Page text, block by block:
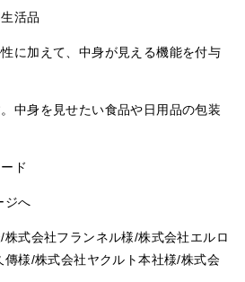
活品
に加えて、中身が見える機能を付与
中身を見せたい食品や日用品の包装
ド
ジへ
式会社フランネル様/株式会社エルロ
傳様/株式会社ヤクルト本社様/株式会